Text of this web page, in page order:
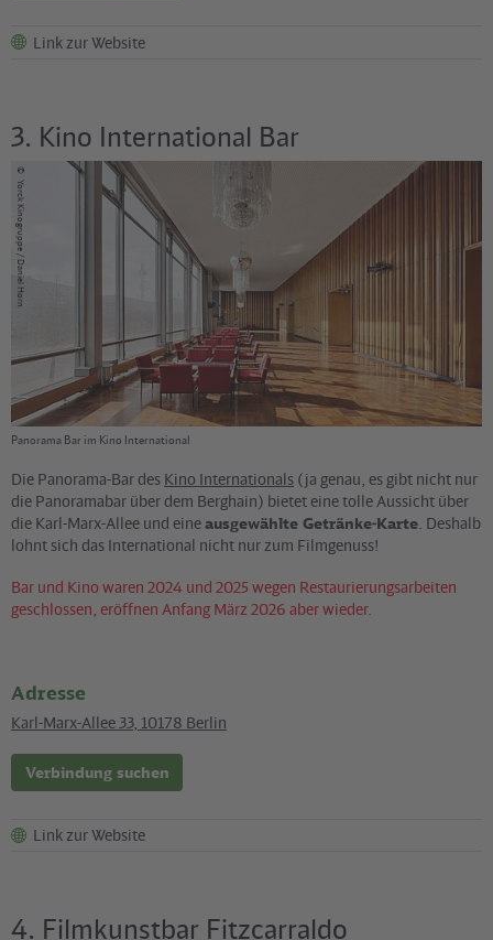
Link zur Website
3. Kino International Bar
©
Yorck Kinogruppe / Daniel Horn
Panorama Bar im Kino International
Die Panorama-Bar des Kino Internationals (ja genau, es gibt nicht nur
die Panoramabar über dem Berghain) bietet eine tolle Aussicht über
die Karl-Marx-Allee und eineausgewählte Getränke-Karte . Deshalb
lohnt sich das International nicht nur zum Filmgenuss!
Bar und Kino waren 2024 und 2025 wegen Restaurierungsarbeiten
geschlossen, eröffnen Anfang März 2026 aber wieder.
Adresse
Karl-Marx-Allee 33, 10178 Berlin
Verbindung suchen
Link zur Website
4. Filmkunstbar Fitzcarraldo